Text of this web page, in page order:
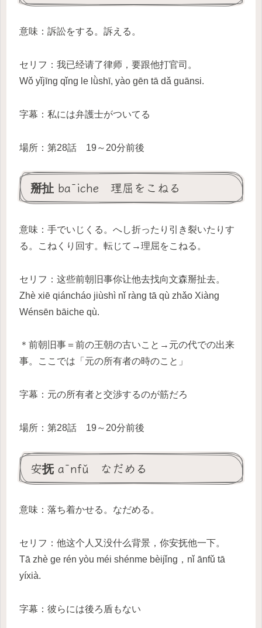
意味：訴訟をする。訴える。
セリフ：我已经请了律师，要跟他打官司。
Wǒ yǐjīng qǐng le lǜshī, yào gēn tā dǎ guānsi.
字幕：私には弁護士がついてる
場所：第28話 19～20分前後
掰扯 bāiche 理屈をこねる
意味：手でいじくる。へし折ったり引き裂いたりす
る。こねくり回す。転じて→理屈をこねる。
セリフ：这些前朝旧事你让他去找向文森掰扯去。
Zhè xiē qiáncháo jiùshì nǐ ràng tā qù zhǎo Xiàng
Wénsēn bāiche qù.
＊前朝旧事＝前の王朝の古いこと→元の代での出来
事。ここでは「元の所有者の時のこと」
字幕：元の所有者と交渉するのが筋だろ
場所：第28話 19～20分前後
安抚 ānfǔ なだめる
意味：落ち着かせる。なだめる。
セリフ：他这个人又没什么背景，你安抚他一下。
Tā zhè ge rén yòu méi shénme bèijǐng，nǐ ānfǔ tā
yíxià.
字幕：彼らには後ろ盾もない